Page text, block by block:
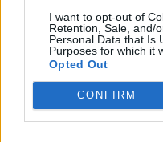
I want to opt-out of
Retention, Sale, and/
Personal Data that Is
Purposes for which it
Opted Out
CONFIRM